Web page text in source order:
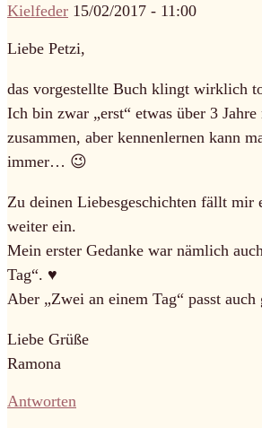
Kielfeder 15/02/2017 - 11:00
Liebe Petzi,
das vorgestellte Buch klingt wirklich
Ich bin zwar „erst“ etwas über 3
zusammen, aber kennenlernen kann
immer… 😉
Zu deinen Liebesgeschichten fällt mir
weiter ein.
Mein erster Gedanke war nämlich
Tag“. ♥
Aber „Zwei an einem Tag“ passt auch
Liebe Grüße
Ramona
Antworten